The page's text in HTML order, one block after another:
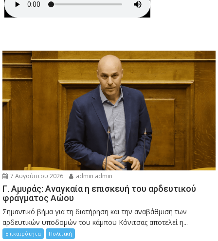
7 Αυγούστου 2026 admin admin
Γ. Αμυράς: Αναγκαία η επισκευή του αρδευτικού
φράγματος Αώου
Σημαντικό βήμα για τη διατήρηση και την αναβάθμιση των
αρδευτικών υποδομών του κάμπου Κόνιτσας αποτελεί η...
Επικαιρότητα Πολιτική